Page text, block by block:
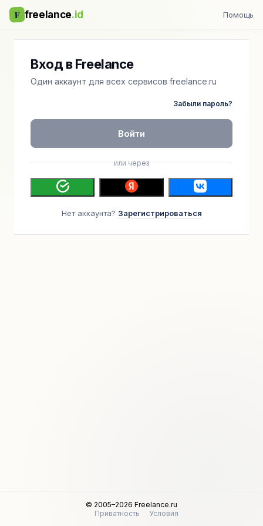
F freelance.id Помощь
Вход в Freelance
Один аккаунт для всех сервисов freelance.ru
Забыли пароль?
Войти
или через
Нет аккаунта? Зарегистрироваться
© 2005–2026 Freelance.ru
Приватность
Условия